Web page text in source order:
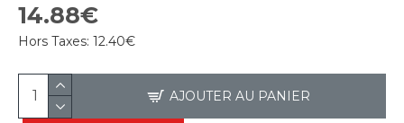
14.88€
Hors Taxes: 12.40€
AJOUTER AU PANIER